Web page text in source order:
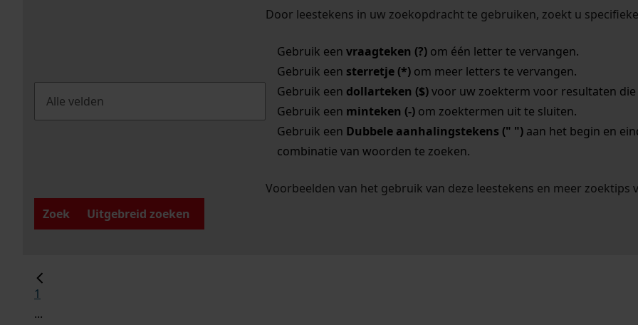
Door leestekens in uw zoekopdracht te gebruiken, zoekt u
Gebruik een vraagteken (?)om één letter te vervangen.
Gebruik een sterretje (*)om meer letters te vervangen.
Gebruik een dollarteken ($)voor uw zoekterm voor resultaten die
Gebruik een minteken (-)om zoektermen uit te sluiten.
Gebruik een Dubbele aanhalingstekens (" ")aan het begin en
combinatie van woorden te zoeken.
Voorbeelden van het gebruik van deze leestekens en meer zoektips
Zoek
Uitgebreid zoeken
1
...